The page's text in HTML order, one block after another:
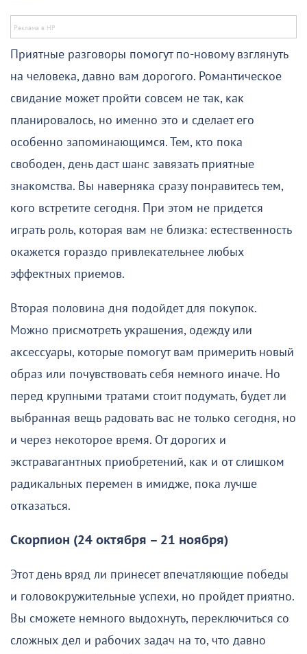
Приятные разговоры помогут по-новому взглянуть
на человека, давно вам дорогого. Романтическое
свидание может пройти совсем не так, как
планировалось, но именно это и сделает его
особенно запоминающимся. Тем, кто пока
свободен, день даст шанс завязать приятные
знакомства. Вы наверняка сразу понравитесь тем,
кого встретите сегодня. При этом не придется
играть роль, которая вам не близка: естественность
окажется гораздо привлекательнее любых
эффектных приемов.
Вторая половина дня подойдет для покупок.
Можно присмотреть украшения, одежду или
аксессуары, которые помогут вам примерить новый
образ или почувствовать себя немного иначе. Но
перед крупными тратами стоит подумать, будет ли
выбранная вещь радовать вас не только сегодня, но
и через некоторое время. От дорогих и
экстравагантных приобретений, как и от слишком
радикальных перемен в имидже, пока лучше
отказаться.
Скорпион (24 октября – 21 ноября)
Этот день вряд ли принесет впечатляющие победы
и головокружительные успехи, но пройдет приятно.
Вы сможете немного выдохнуть, переключиться со
сложных дел и рабочих задач на то, что давно